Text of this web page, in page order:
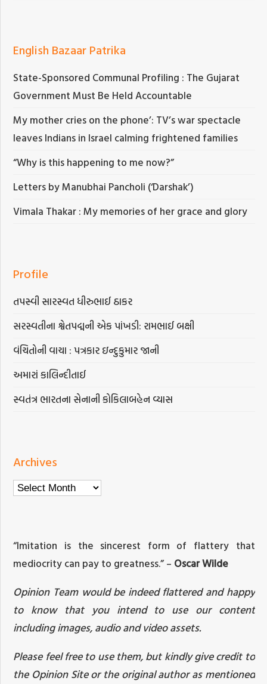
English Bazaar Patrika
State-Sponsored Communal Profiling : The Gujarat
Government Must Be Held Accountable
My mother cries on the phone’: TV’s war spectacle
leaves Indians in Israel calming frightened families
“Why is this happening to me now?”
Letters by Manubhai Pancholi (‘Darshak’)
Vimala Thakar : My memories of her grace and glory
Profile
તપસ્વી સારસ્વત ધીરુભાઈ ઠાકર
સરસ્વતીના શ્વેતપદ્મની એક પાંખડી: રામભાઈ બક્ષી
વંચિતોની વાચા : પત્રકાર ઇન્દુકુમાર જાની
અમારાં કાલિન્દીતાઈ
સ્વતંત્ર ભારતના સેનાની કોકિલાબહેન વ્યાસ
Archives
Archives
“Imitation is the sincerest form of flattery that
mediocrity can pay to greatness.” – Oscar Wilde
Opinion Team would be indeed flattered and happy
to know that you intend to use our content
including images, audio and video assets.
Please feel free to use them, but kindly give credit to
the Opinion Site or the original author as mentioned